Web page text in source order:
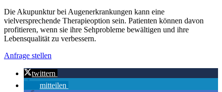
Die Akupunktur bei Augenerkrankungen kann eine
vielversprechende Therapieoption sein. Patienten können davon
profitieren, wenn sie ihre Sehprobleme bewältigen und ihre
Lebensqualität zu verbessern.
Anfrage stellen
twittern
mitteilen